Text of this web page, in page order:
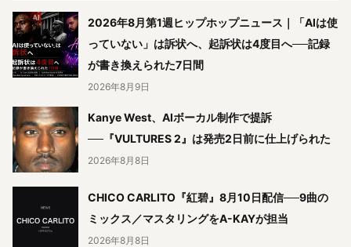
2026年8月第1週ヒップホップニュース｜「AIは使
っていない」は訴状へ、起訴状は4度目へ──記録
が書き換えられた7日間
2026年8月9日
Kanye West、AIボーカル制作で提訴
──『VULTURES 2』は発売2日前に仕上げられた
2026年8月8日
CHICO CARLITO『紅碧』8月10日配信──9曲の
ミックス／マスタリングをA-KAYが担当
2026年8月8日